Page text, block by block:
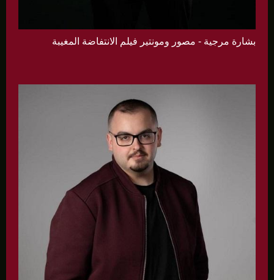
بشارة مرجية - مصور ومونتير فيلم الانتفاضة المغيبة